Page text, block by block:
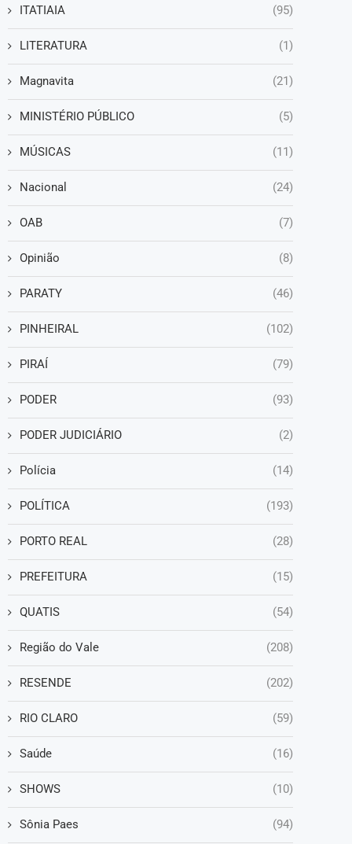
ITATIAIA (95)
LITERATURA (1)
Magnavita (21)
MINISTÉRIO PÚBLICO (5)
MÚSICAS (11)
Nacional (24)
OAB (7)
Opinião (8)
PARATY (46)
PINHEIRAL (102)
PIRAÍ (79)
PODER (93)
PODER JUDICIÁRIO (2)
Polícia (14)
POLÍTICA (193)
PORTO REAL (28)
PREFEITURA (15)
QUATIS (54)
Região do Vale (208)
RESENDE (202)
RIO CLARO (59)
Saúde (16)
SHOWS (10)
Sônia Paes (94)